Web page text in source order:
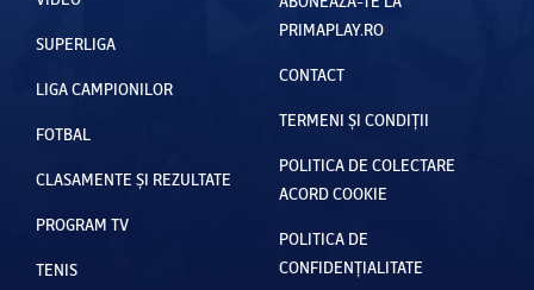
SUPERLIGA
LIGA CAMPIONILOR
FOTBAL
CLASAMENTE ȘI REZULTATE
PROGRAM TV
TENIS
PRIMAPLAY.RO
CONTACT
TERMENI ȘI CONDIȚII
POLITICA DE COLECTARE
ACORD COOKIE
POLITICA DE
CONFIDENȚIALITATE